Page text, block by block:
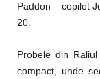
Paddon – copilot
20.
Probele din
compact, unde